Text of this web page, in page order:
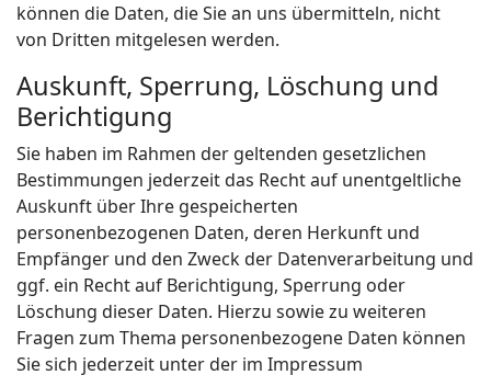
können die Daten, die Sie an uns übermitteln, nicht
von Dritten mitgelesen werden.
Auskunft, Sperrung, Löschung und
Berichtigung
Sie haben im Rahmen der geltenden gesetzlichen
Bestimmungen jederzeit das Recht auf unentgeltliche
Auskunft über Ihre gespeicherten
personenbezogenen Daten, deren Herkunft und
Empfänger und den Zweck der Datenverarbeitung und
ggf. ein Recht auf Berichtigung, Sperrung oder
Löschung dieser Daten. Hierzu sowie zu weiteren
Fragen zum Thema personenbezogene Daten können
Sie sich jederzeit unter der im Impressum